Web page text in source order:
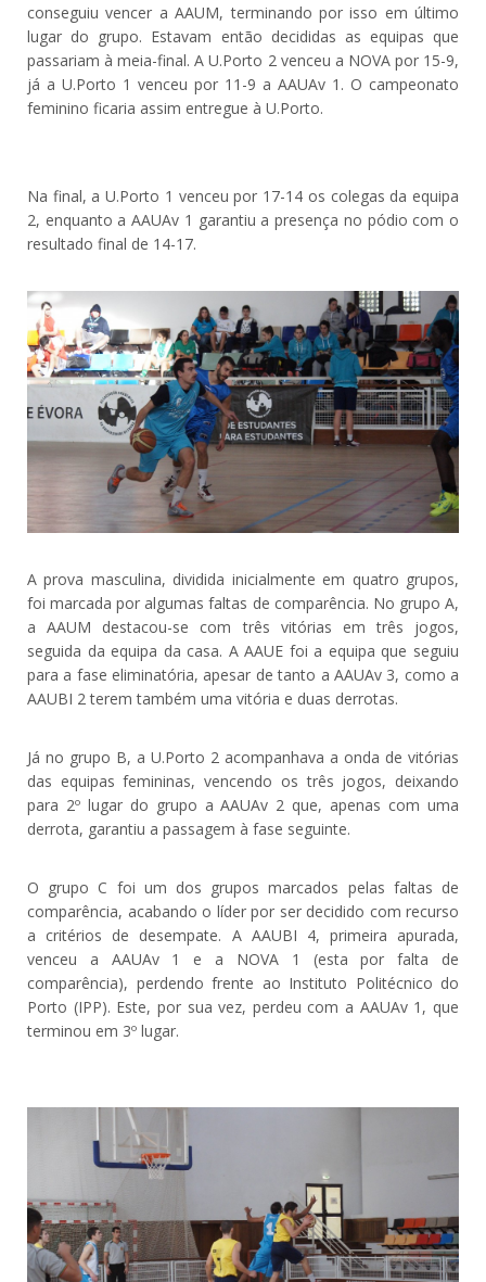
conseguiu vencer a AAUM, terminando por isso em último
lugar do grupo. Estavam então decididas as equipas que
passariam à meia-final. A U.Porto 2 venceu a NOVA por 15-9,
já a U.Porto 1 venceu por 11-9 a AAUAv 1. O campeonato
feminino ficaria assim entregue à U.Porto.
Na final, a U.Porto 1 venceu por 17-14 os colegas da equipa
2, enquanto a AAUAv 1 garantiu a presença no pódio com o
resultado final de 14-17.
A prova masculina, dividida inicialmente em quatro grupos,
foi marcada por algumas faltas de comparência. No grupo A,
a AAUM destacou-se com três vitórias em três jogos,
seguida da equipa da casa. A AAUE foi a equipa que seguiu
para a fase eliminatória, apesar de tanto a AAUAv 3, como a
AAUBI 2 terem também uma vitória e duas derrotas.
Já no grupo B, a U.Porto 2 acompanhava a onda de vitórias
das equipas femininas, vencendo os três jogos, deixando
para 2º lugar do grupo a AAUAv 2 que, apenas com uma
derrota, garantiu a passagem à fase seguinte.
O grupo C foi um dos grupos marcados pelas faltas de
comparência, acabando o líder por ser decidido com recurso
a critérios de desempate. A AAUBI 4, primeira apurada,
venceu a AAUAv 1 e a NOVA 1 (esta por falta de
comparência), perdendo frente ao Instituto Politécnico do
Porto (IPP). Este, por sua vez, perdeu com a AAUAv 1, que
terminou em 3º lugar.